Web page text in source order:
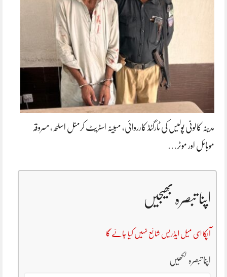
مدینہ کالونی پولیس کی ٹارگٹڈ کارروائی، مبینہ اسٹریٹ کرمنل اسلحہ، مسروقہ
موبائل اور موٹر…
اپنا تبصرہ بھیجیں
آپکا ای میل ایڈریس شائع نہیں کیا جائے گا
اپنا تبصرہ لکھیں